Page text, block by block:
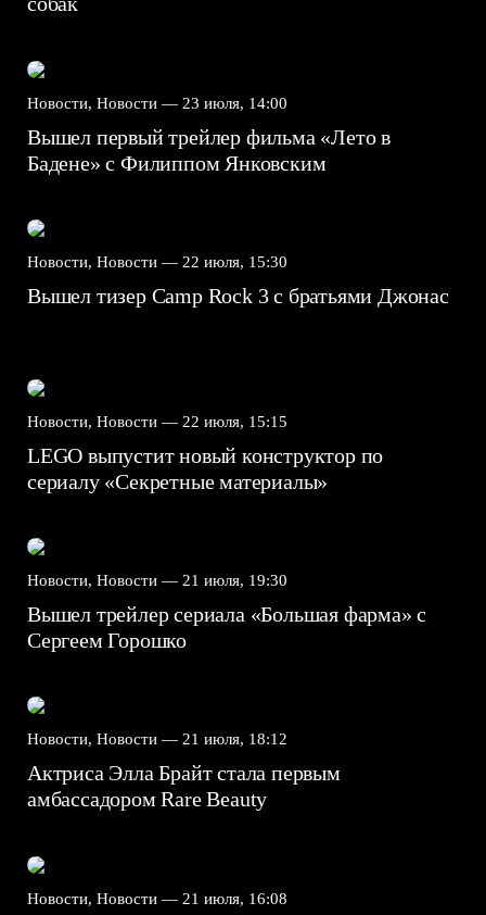
Новости, Новости — 23 июля, 14:00
Вышел первый трейлер фильма «Лето в
Бадене» с Филиппом Янковским
Новости, Новости — 22 июля, 15:30
Вышел тизер Camp Rock 3 с братьями Джонас
Новости, Новости — 22 июля, 15:15
LEGO выпустит новый конструктор по
сериалу «Секретные материалы»
Новости, Новости — 21 июля, 19:30
Вышел трейлер сериала «Большая фарма» с
Сергеем Горошко
Новости, Новости — 21 июля, 18:12
Актриса Элла Брайт стала первым
амбассадором Rare Beauty
Новости, Новости — 21 июля, 16:08